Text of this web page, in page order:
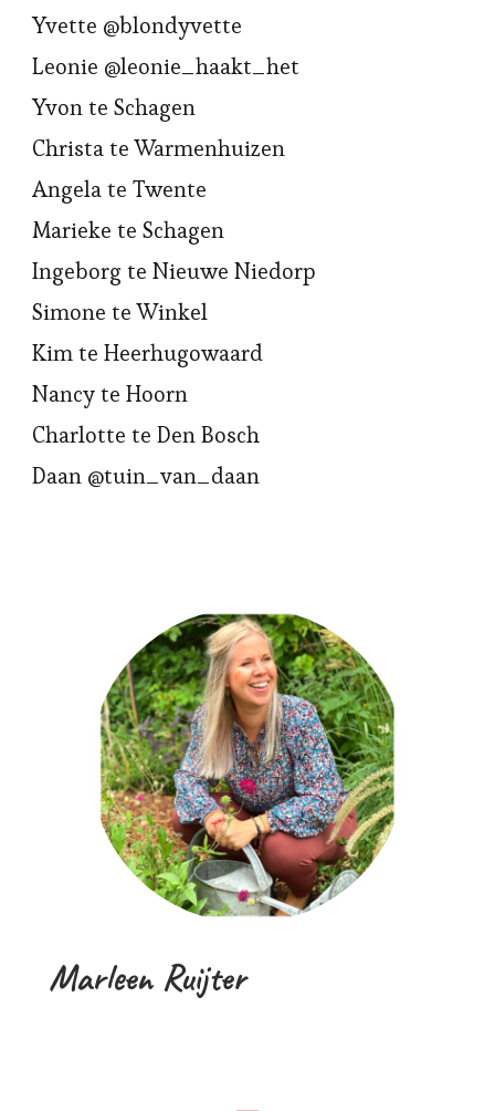
Yvette @blondyvette
Leonie @leonie_haakt_het
Yvon te Schagen
Christa te Warmenhuizen
Angela te Twente
Marieke te Schagen
Ingeborg te Nieuwe Niedorp
Simone te Winkel
Kim te Heerhugowaard
Nancy te Hoorn
Charlotte te Den Bosch
Daan @tuin_van_daan
Marleen Ruijter